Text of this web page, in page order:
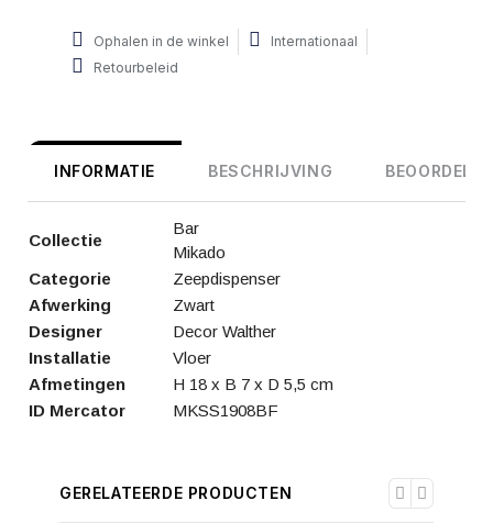
Ophalen in de winkel
Internationaal
Retourbeleid
INFORMATIE BESCHRIJVING
Collectie
Bar
Mikado
Categorie
Zeepdispenser
Afwerking
Zwart
Designer
Decor Walther
Installatie
Vloer
Afmetingen
H 18 x B 7 x D 5,5 cm
ID Mercator
MKSS1908BF
GERELATEERDE PRODUCTEN